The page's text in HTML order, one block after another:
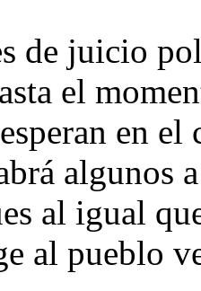
de juicio
el
en
algunos
al igual
al pueblo